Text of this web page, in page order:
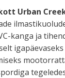
Urban
kanga ja